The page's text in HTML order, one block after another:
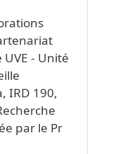
- Unité
IRD 190,
par le Pr